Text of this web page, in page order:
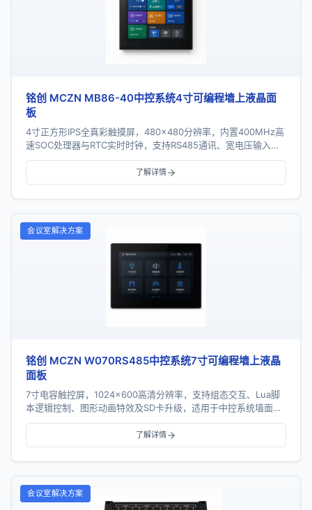
铭创 MCZN MB86-40中控系统4寸可编程墙上液晶面
板
4寸正方形IPS全真彩触摸屏，480×480分辨率，内置400MHz高
速SOC处理器与RTC实时时钟，支持RS485通讯、宽电压输入及
标准86底盒安装。
了解详情
会议室解决方案
铭创 MCZN W070RS485中控系统7寸可编程墙上液晶
面板
7寸电容触控屏，1024×600高清分辨率，支持组态交互、Lua脚
本逻辑控制、图形动画特效及SD卡升级，适用于中控系统墙面触
控控制场景。
了解详情
会议室解决方案